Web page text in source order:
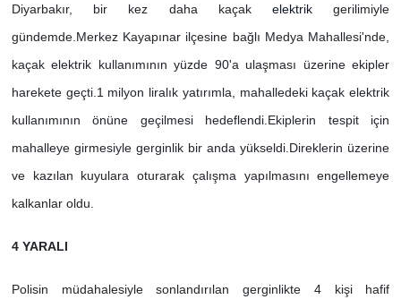
Diyarbakır, bir kez daha kaçak elektrik gerilimiyle
gündemde. Merkez Kayapınar ilçesine bağlı Medya Mahallesi'nde,
kaçak elektrik kullanımının yüzde 90'a ulaşması üzerine ekipler
harekete geçti. 1 milyon liralık yatırımla, mahalledeki kaçak elektrik
kullanımının önüne geçilmesi hedeflendi. Ekiplerin tespit için
mahalleye girmesiyle gerginlik bir anda yükseldi. Direklerin üzerine
ve kazılan kuyulara oturarak çalışma yapılmasını engellemeye
kalkanlar oldu.
4 YARALI
Polisin müdahalesiyle sonlandırılan gerginlikte 4 kişi hafif